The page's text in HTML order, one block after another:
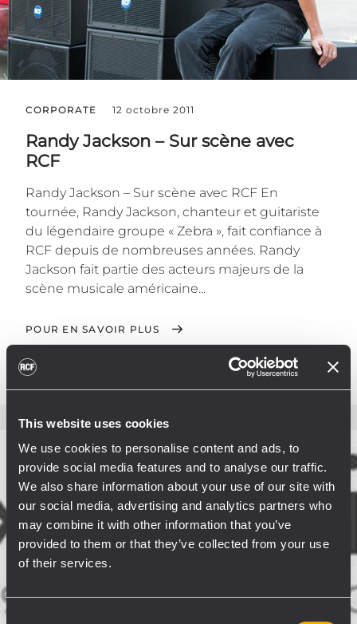
This website uses cookies
We use cookies to personalise content and ads, to
provide social media features and to analyse our traffic.
We also share information about your use of our site with
our social media, advertising and analytics partners who
may combine it with other information that you’ve
provided to them or that they’ve collected from your use
of their services.
Consent
CORPORATE 12 octobre 2011
Randy Jackson – Sur scène avec
RCF
Randy Jackson – Sur scène avec RCF En
tournée, Randy Jackson, chanteur et guitariste
du légendaire groupe « Zebra », fait confiance à
RCF depuis de nombreuses années. Randy
Jackson fait partie des acteurs majeurs de la
scène musicale américaine...
POUR EN SAVOIR PLUS